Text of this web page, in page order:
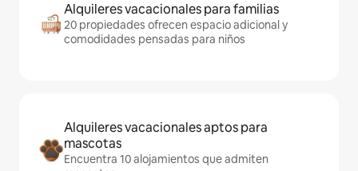
Alquileres vacacionales para familias
20 propiedades ofrecen espacio adicional y
comodidades pensadas para niños
Alquileres vacacionales aptos para
mascotas
Encuentra 10 alojamientos que admiten